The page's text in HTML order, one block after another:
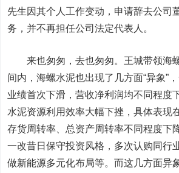
先生因其个人工作变动，申请辞去公司
务，并不再担任公司法定代表人。
来也匆匆，去也匆匆。王城带领海
间内，海螺水泥也出现了几方面“异象”
业绩首次下滑，营收净利润均不同程度
水泥资源利用效率大幅下挫，具体表现
存货周转率、总资产周转率不同程度下
一改昔日保守投资风格，多次认购同行
做新能源多元化布局等。而这几方面异